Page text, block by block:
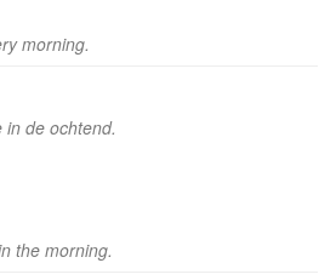
morning.
de ochtend.
the morning.